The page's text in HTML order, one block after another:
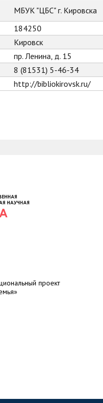
МБУК "ЦБС" г. Кировска
184250
Кировск
пр. Ленина, д. 15
8 (81531) 5-46-34
http://bibliokirovsk.ru/
проект